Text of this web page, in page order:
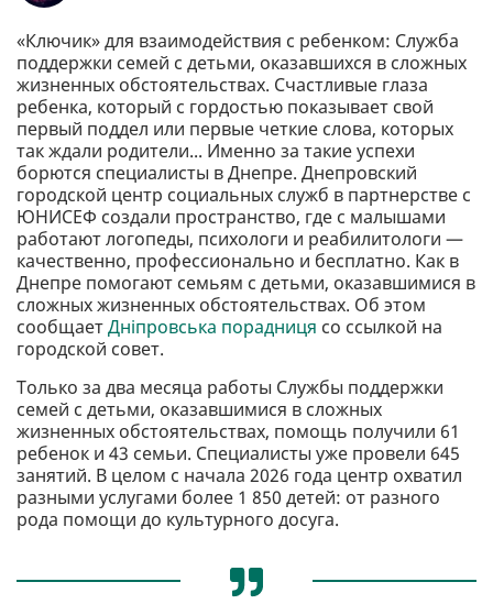
«Ключик» для взаимодействия с ребенком: Служба
поддержки семей с детьми, оказавшихся в сложных
жизненных обстоятельствах. Счастливые глаза
ребенка, который с гордостью показывает свой
первый поддел или первые четкие слова, которых
так ждали родители... Именно за такие успехи
борются специалисты в Днепре. Днепровский
городской центр социальных служб в партнерстве с
ЮНИСЕФ создали пространство, где с малышами
работают логопеды, психологи и реабилитологи —
качественно, профессионально и бесплатно. Как в
Днепре помогают семьям с детьми, оказавшимися в
сложных жизненных обстоятельствах. Об этом
сообщаетДніпровська порадниця со ссылкой на
городской совет.
Только за два месяца работы Службы поддержки
семей с детьми, оказавшимися в сложных
жизненных обстоятельствах, помощь получили 61
ребенок и 43 семьи. Специалисты уже провели 645
занятий. В целом с начала 2026 года центр охватил
разными услугами более 1 850 детей: от разного
рода помощи до культурного досуга.